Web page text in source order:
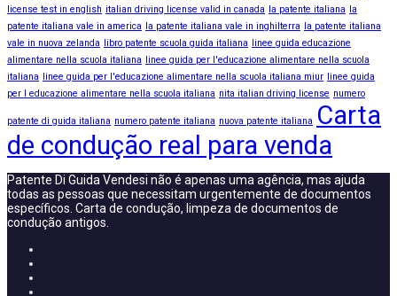
license test in english italian driving license valid in canada la patente italiana
la
patente italiana vale in america
la patente italiana vale in inghilterra
la patente italiana
vale in nuova zelanda
libro patente scuola guida italiana
linee guida educazione
alimentare nella scuola italiana
linee guida per l'educazione alimentare nella scuola
italiana
linee guida per l'educazione alimentare nella scuola italiana miur linee guida
per l educazione alimentare nella scuola italiana nita italian driving license numero
patente di guida italiana numero patente italiana nuova patente italiana Carta
de condução real para venda
Patente Di Guida Vendesi não é apenas uma agência, mas ajuda
todas as pessoas que necessitam urgentemente de documentos
específicos. Carta de condução, limpeza de documentos de
condução antigos.